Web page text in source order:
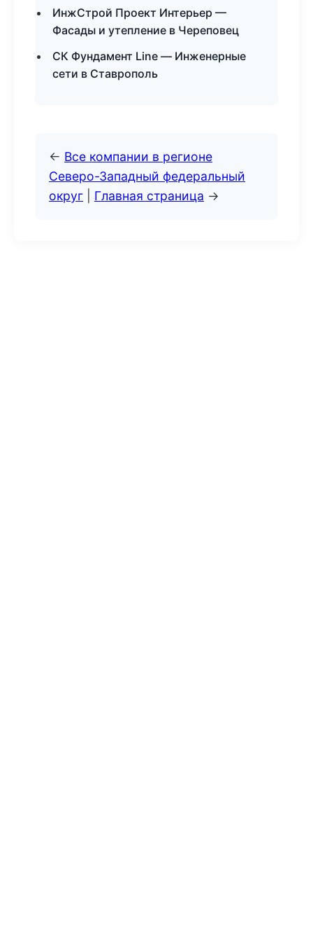
ИнжСтрой Проект Интерьер —
Фасады и утепление в Череповец
СК Фундамент Line — Инженерные
сети в Ставрополь
← Все компании в регионе
Северо-Западный федеральный
округ
Главная страница →